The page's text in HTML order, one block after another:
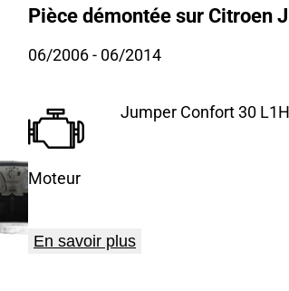
Pièce démontée sur Citroen
06/2006- 06/2014
Moteur
Jumper Confort 30
En savoir plus